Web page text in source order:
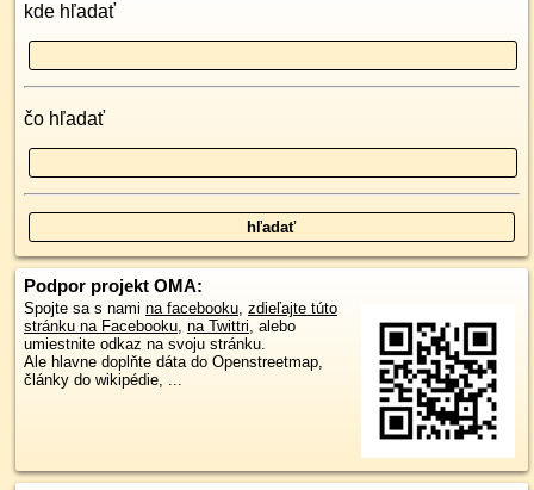
kde hľadať
čo hľadať
Podpor projekt OMA:
Spojte sa s nami na facebooku, zdieľajte túto
stránku na Facebooku, na Twittri, alebo
umiestnite odkaz na svoju stránku.
Ale hlavne doplňte dáta do Openstreetmap,
články do wikipédie, ...